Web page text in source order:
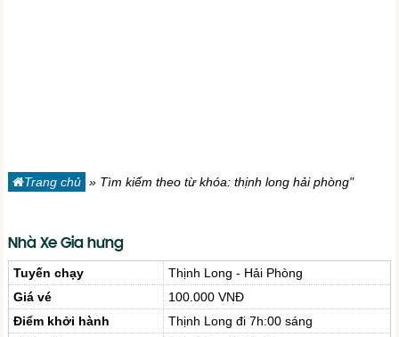
Trang chủ » Tìm kiếm theo từ khóa: thịnh long hải phòng"
Nhà Xe Gia hưng
Tuyến chạy
Thịnh Long - Hải Phòng
Giá vé
100.000 VNĐ
Điểm khởi hành
Thịnh Long đi 7h:00 sáng